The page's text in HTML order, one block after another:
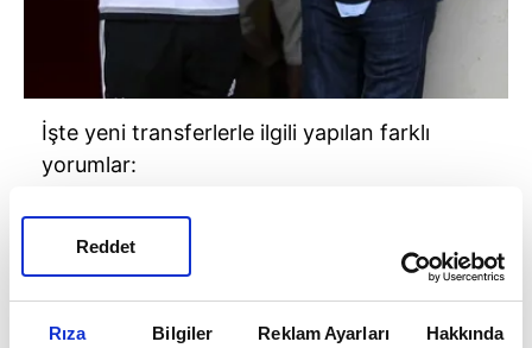
Rıza Bilgiler Reklam Ayarları Hakkında
Reddet
İşte yeni transferlerle ilgili yapılan farklı
yorumlar: